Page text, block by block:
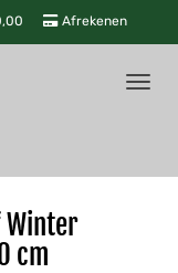
Afrekenen
Winter
cm